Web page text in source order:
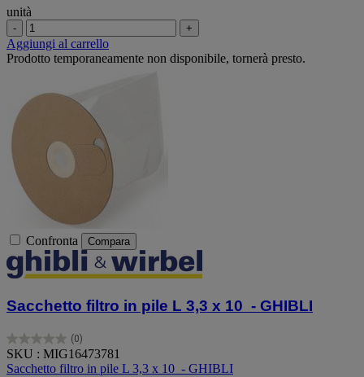
unità
- +
Aggiungi al carrello
Prodotto temporaneamente non disponibile, tornerà presto.
Confronta Compara
Sacchetto filtro in pile L 3,3 x 10 - GHIBLI
(0)
0.0
su
SKU : MIG16473781
Sacchetto filtro in pile L 3,3 x 10 - GHIBLI